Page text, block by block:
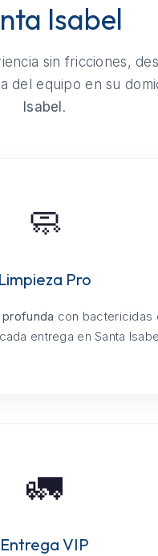
Isabel
sin fricciones,
del equipo en su
Isabel .
🧼
Limpieza Pro
con bactericidas
entrega en Santa
🚛
Entrega VIP